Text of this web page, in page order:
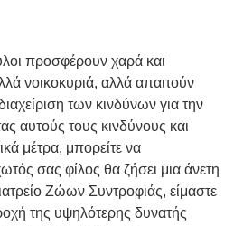
προσφέρουν χαρά και
νοικοκυριά, αλλά απαιτούν
των κινδύνων για την
αυτούς τους κινδύνους και
μέτρα, μπορείτε να
σας φίλος θα ζήσει μια άνετη
Ζώων Συντροφιάς, είμαστε
της υψηλότερης δυνατής